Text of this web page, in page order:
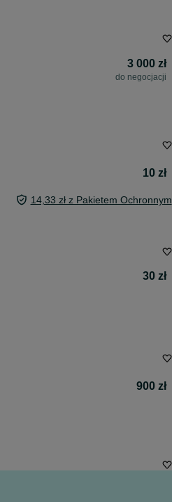
3 000 zł
do negocjacji
10 zł
14,33 zł z Pakietem Ochronnym
30 zł
900 zł